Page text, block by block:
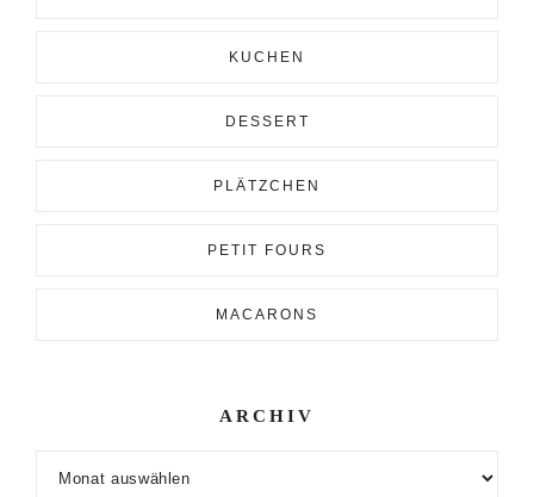
KUCHEN
DESSERT
PLÄTZCHEN
PETIT FOURS
MACARONS
ARCHIV